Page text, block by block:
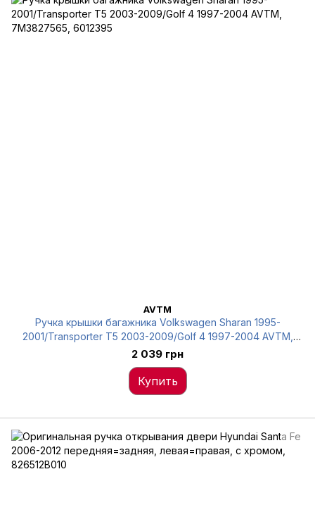
AVTM
Ручка крышки багажника Volkswagen Sharan 1995-
2001/Transporter T5 2003-2009/Golf 4 1997-2004 AVTM,
7M3827565, 6012395
2 039 грн
Купить